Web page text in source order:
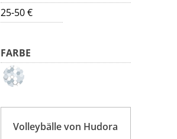
25-50 €
FARBE
Volleybälle von Hudora